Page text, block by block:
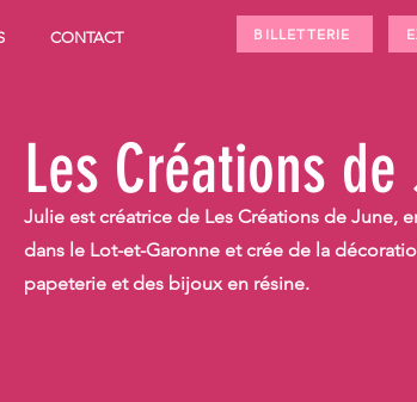
CONTACT BILLETTERIE
Julie est créatrice de Les Créations de June,
dans le Lot-et-Garonne et crée de la
papeterie et des bijoux en résine.
Les Créations de